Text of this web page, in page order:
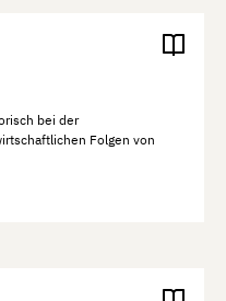
bei der
Folgen von